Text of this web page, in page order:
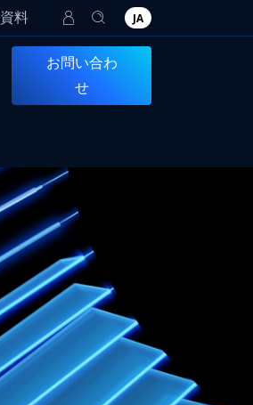
資料 JA
お問い合わ
せ